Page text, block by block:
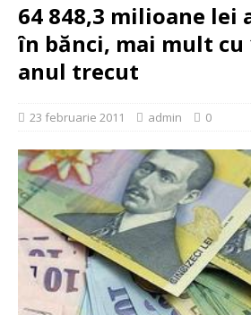
64 848,3 milioane lei
în bănci, mai mult cu
anul trecut
23 februarie 2011 admin 0